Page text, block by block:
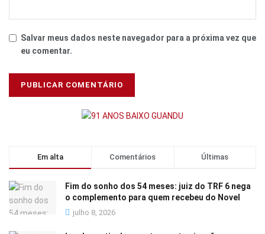
Salvar meus dados neste navegador para a próxima vez que
eu comentar.
Em alta Comentários Últimas
Fim do sonho dos 54 meses: juiz do TRF 6 nega
o complemento para quem recebeu do Novel
julho 8, 2026